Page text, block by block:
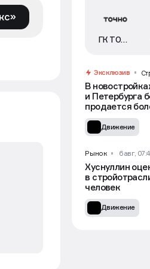
ГК ТОЧНО
Эксклюзив
В
и Петербурга
продается
Движение
Рынок 6 авг,
Хуснуллин
в
человек
Движение